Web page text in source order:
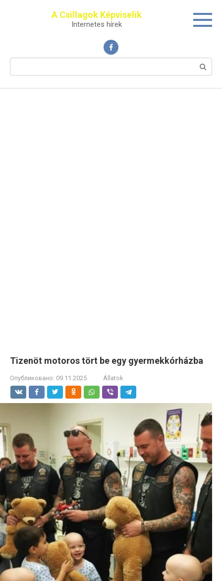
A Csillagok Képviselik
Internetes hírek
Поиск:
Tizenöt motoros tört be egy gyermekkórházba
Опубликовано: 09.11.2025 Állatok